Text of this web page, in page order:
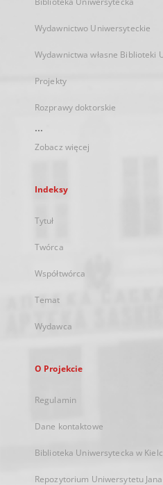
Wydawnictwo Uniwersyteckie
Wydawnictwa własne Biblioteki
Projekty
Rozprawy doktorskie
...
Zobacz więcej
Indeksy
Tytuł
Twórca
Współtwórca
Temat
Wydawca
O Projekcie
Regulamin
Dane kontaktowe
Biblioteka Uniwersytecka w
Repozytorium Uniwersytetu